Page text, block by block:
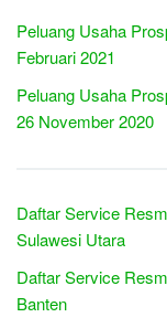
Peluang Usaha
Februari 2021
Peluang Usaha
26 November 2020
Daftar Service
Sulawesi Utara
Daftar Service
Banten